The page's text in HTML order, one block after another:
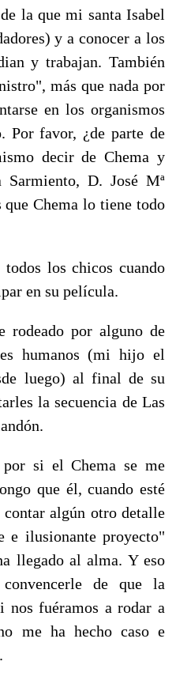
la que mi santa Isabel
y a conocer a los
y trabajan. También
más que nada por
en los organismos
Por favor, ¿de parte de
decir de Chema y
Sarmiento, D. José Mª
Chema lo tiene todo
los chicos cuando
en su película.
rodeado por alguno de
humanos (mi hijo el
luego) al final de su
la secuencia de Las
si el Chema se me
que él, cuando esté
contar algún otro detalle
e ilusionante proyecto"
llegado al alma. Y eso
de que la
nos fuéramos a rodar a
me ha hecho caso e